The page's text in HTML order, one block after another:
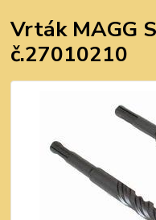
Vrták MAGG
č.27010210